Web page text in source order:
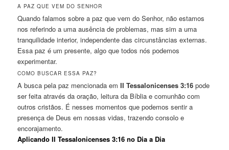
A PAZ QUE VEM DO SENHOR
Quando falamos sobre a paz que vem do Senhor, não estamos
nos referindo a uma ausência de problemas, mas sim a uma
tranquilidade interior, independente das circunstâncias externas.
Essa paz é um presente, algo que todos nós podemos
experimentar.
COMO BUSCAR ESSA PAZ?
A busca pela paz mencionada emII Tessalonicenses 3:16 pode
ser feita através da oração, leitura da Bíblia e comunhão com
outros cristãos. É nesses momentos que podemos sentir a
presença de Deus em nossas vidas, trazendo consolo e
encorajamento.
Aplicando II Tessalonicenses 3:16 no Dia a Dia